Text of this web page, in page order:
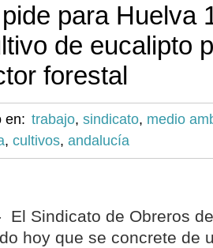
para Huelva
de eucalipto
forestal
en: trabajo, sindicato, medio
, cultivos, andalucía
El Sindicato de Obreros
hoy que se concrete de